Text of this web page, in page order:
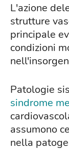
L'azione
strutture
principale
condizioni
Patologie
sindrome
assumono
nella